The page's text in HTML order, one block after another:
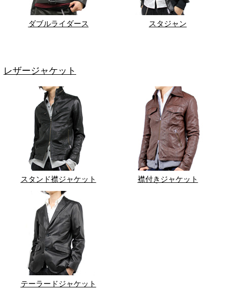
ダブルライダース スタジャン
レザージャケット
スタンド襟ジャケット 襟付きジャケット
テーラードジャケット